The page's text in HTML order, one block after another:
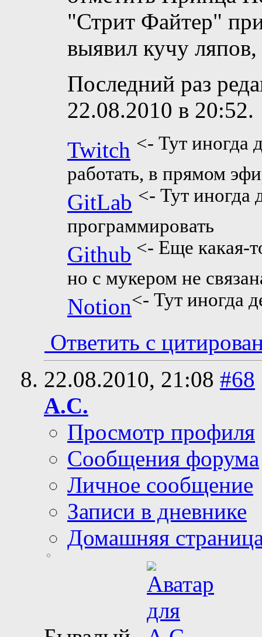
"Стрит Файтер"
выявил кучу
Последний раз
22.08.2010 в 20:52.
Twitch <- Тут иногда
работать, в прямом
GitLab <- Тут иногда
программировать
Github <- Еще какая-
но с мукером не
Notion<- Тут иногда
Ответить с
22.08.2010, 21:08 #68
А.С.
Просмотр профиля
Сообщения форума
Личное сообщение
Записи в дневнике
Домашняя